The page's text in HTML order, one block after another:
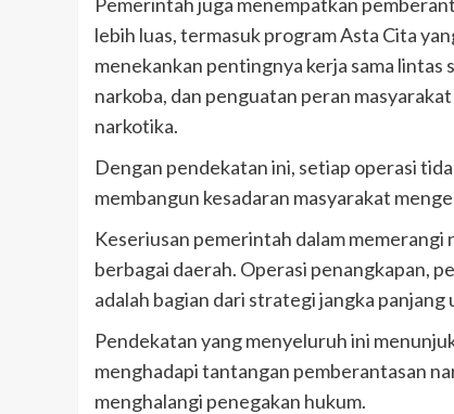
lebih luas, termasuk program Asta Cita
menekankan pentingnya kerja sama
narkoba, dan penguatan peran
narkotika.
Dengan pendekatan ini, setiap operasi
membangun kesadaran masyarakat
Keseriusan pemerintah dalam
berbagai daerah. Operasi penangkapan,
adalah bagian dari strategi jangka
Pendekatan yang menyeluruh ini
menghadapi tantangan pemberantasan
menghalangi penegakan hukum.